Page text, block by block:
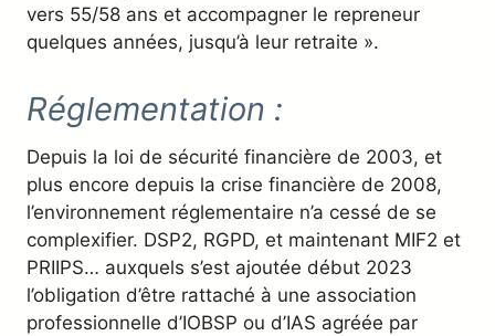
vers 55/58 ans et accompagner le repreneur
quelques années, jusqu’à leur retraite ».
Réglementation :
Depuis la loi de sécurité financière de 2003, et
plus encore depuis la crise financière de 2008,
l’environnement réglementaire n’a cessé de se
complexifier. DSP2, RGPD, et maintenant MIF2 et
PRIIPS… auxquels s’est ajoutée début 2023
l’obligation d’être rattaché à une association
professionnelle d’IOBSP ou d’IAS agréée par